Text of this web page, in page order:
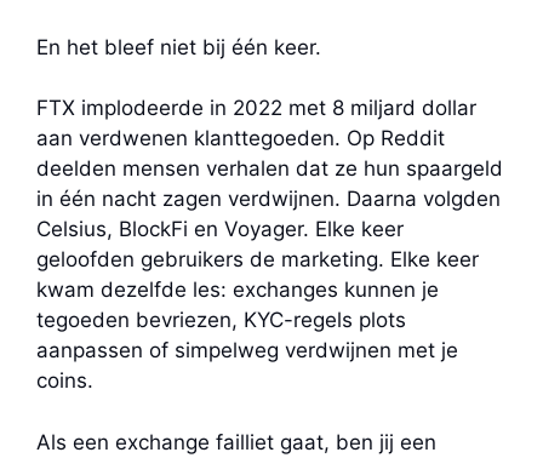
En het bleef niet bij één keer.
FTX implodeerde in 2022 met 8 miljard dollar
aan verdwenen klanttegoeden. Op Reddit
deelden mensen verhalen dat ze hun spaargeld
in één nacht zagen verdwijnen. Daarna volgden
Celsius, BlockFi en Voyager. Elke keer
geloofden gebruikers de marketing. Elke keer
kwam dezelfde les: exchanges kunnen je
tegoeden bevriezen, KYC-regels plots
aanpassen of simpelweg verdwijnen met je
coins.
Als een exchange failliet gaat, ben jij een